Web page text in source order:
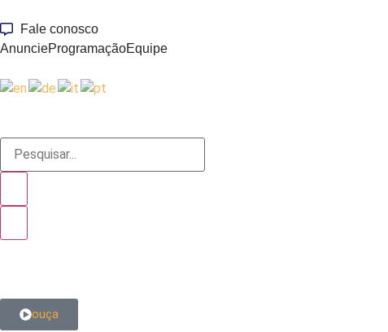
Fale conosco
AnuncieProgramaçãoEquipe
ouça